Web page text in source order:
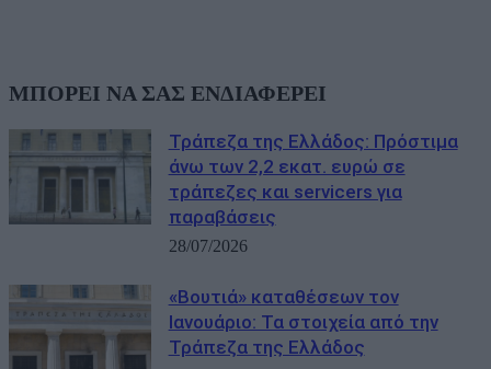
ΜΠΟΡΕΙ ΝΑ ΣΑΣ ΕΝΔΙΑΦΕΡΕΙ
Τράπεζα της Ελλάδος: Πρόστιμα
άνω των 2,2 εκατ. ευρώ σε
τράπεζες και servicers για
παραβάσεις
28/07/2026
«Βουτιά» καταθέσεων τον
Ιανουάριο: Τα στοιχεία από την
Τράπεζα της Ελλάδος